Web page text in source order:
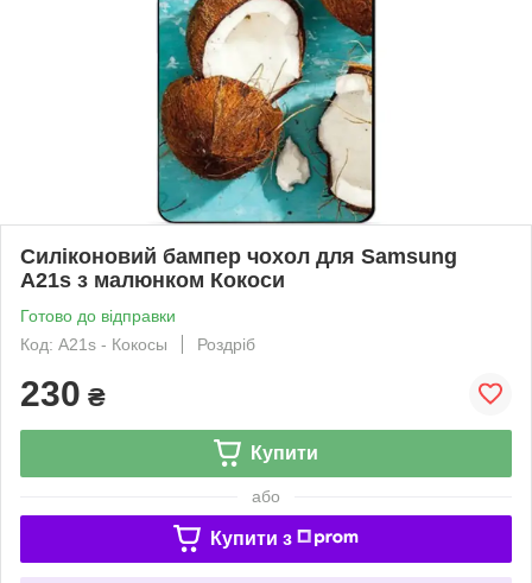
Силіконовий бампер чохол для Samsung
A21s з малюнком Кокоси
Готово до відправки
Код: A21s - Кокосы
Роздріб
230 ₴
Купити
або
Купити з